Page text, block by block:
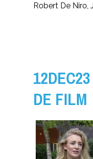
Robert De Niro,
DE FILM